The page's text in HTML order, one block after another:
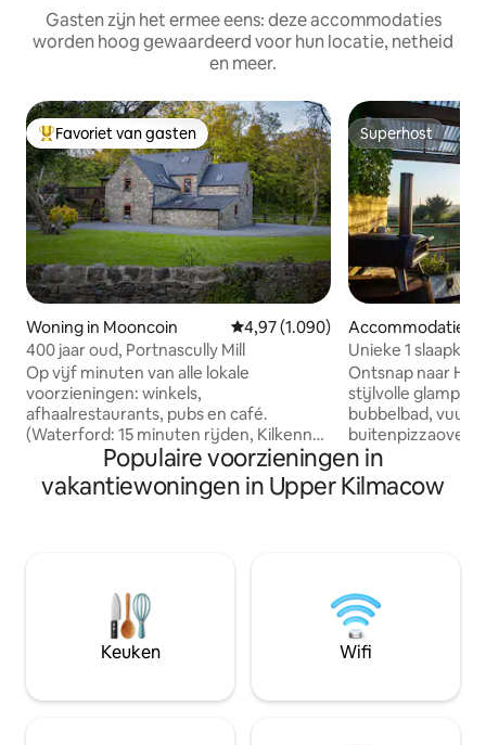
Gasten zijn het ermee eens: deze accommodaties
worden hoog gewaardeerd voor hun locatie, netheid
en meer.
Topfavoriet van gasten
Favoriet van gasten
Woning in Mooncoin Gemiddelde beoordeling van
4,97 (1.090)
400 jaar oud, Portnascully Mill
Op vijf minuten van alle lokale
voorzieningen: winkels,
afhaalrestaurants, pubs en café.
(Waterford: 15 minuten rijden, Kilkenny:
25 minuten. & Rosslare (veerboot) 1 .5
uur, Cork Airport 1,5 uur). Ideale locatie
voor het verkennen van het zonnige
kans om te verblijven in een
gerenoveerde oude korenmolen.
Perfecte plek om te ontsnappen aan het
hectische tempo van het moderne
(met kinderen), grote groepen, girlie nt
Superhost
Superhost
Accommodatie in
kenny
Unieke 1
uitzicht en
Ontsnap naar Hill
stijlvolle
bubbelbad,
buitenpizzaoven.
personen met
perfect voor
je marshmallows. Slechts 2 minuten van
Mountain View
Juliet Estate, met
dorpen en pubs
platteland wacht
Populaire voorzieningen in
vakantiewoningen in Upper Kilmacow
Keuken Wifi